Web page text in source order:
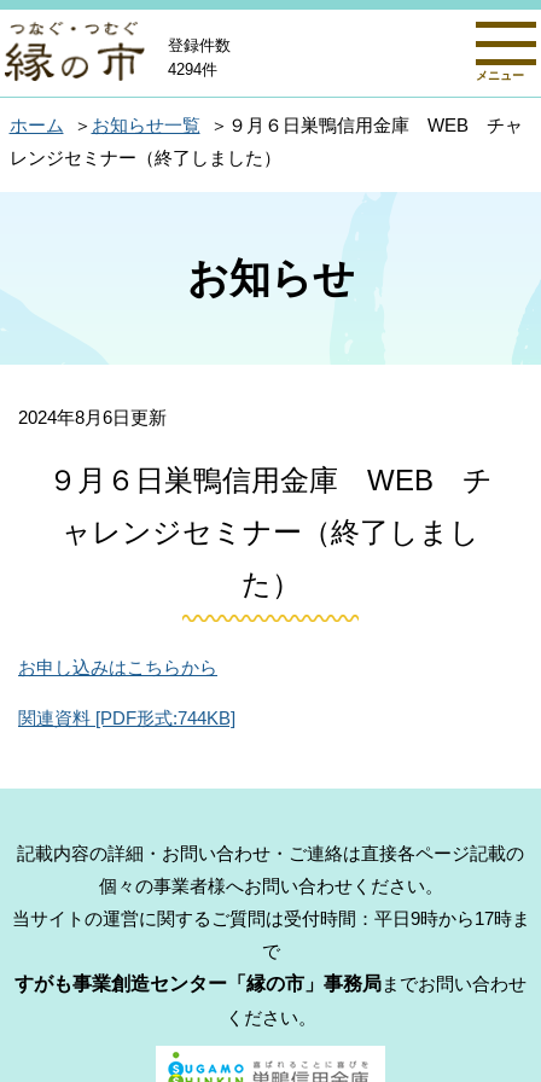
メニュー
登録件数
4294件
ホーム お知らせ一覧
９月６日巣鴨信用金庫 WEB チャ
レンジセミナー（終了しました）
お知らせ
2024年8月6日更新
９月６日巣鴨信用金庫 WEB チ
ャレンジセミナー（終了しまし
た）
お申し込みはこちらから
関連資料 [PDF形式:744KB]
記載内容の詳細・お問い合わせ・ご連絡は直接各ページ記載の
個々の事業者様へお問い合わせください。
当サイトの運営に関するご質問は受付時間：平日9時から17時ま
で
すがも事業創造センター「縁の市」事務局までお問い合わせ
ください。